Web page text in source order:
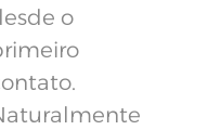
o